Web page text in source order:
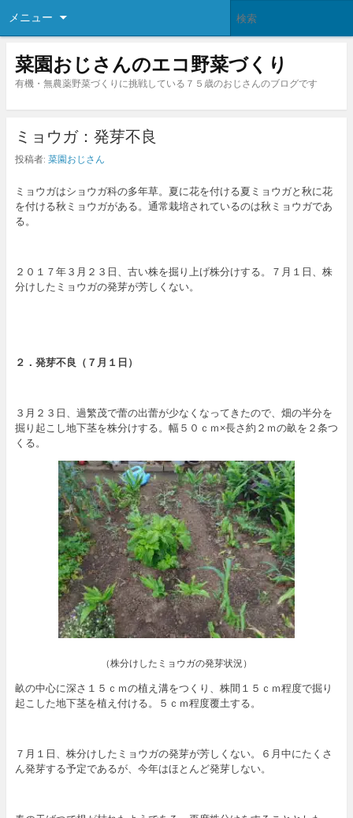
メニュー
菜園おじさんのエコ野菜づくり
有機・無農薬野菜づくりに挑戦している７５歳のおじさんのブログです
ミョウガ：発芽不良
投稿者: 菜園おじさん
ミョウガはショウガ科の多年草。夏に花を付ける夏ミョウガと秋に花
を付ける秋ミョウガがある。通常栽培されているのは秋ミョウガであ
る。
２０１７年３月２３日、古い株を掘り上げ株分けする。７月１日、株
分けしたミョウガの発芽が芳しくない。
２．発芽不良（７月１日）
３月２３日、過繁茂で蕾の出蕾が少なくなってきたので、畑の半分を
掘り起こし地下茎を株分けする。幅５０ｃｍ×長さ約２ｍの畝を２条つ
くる。
（株分けしたミョウガの発芽状況）
畝の中心に深さ１５ｃｍの植え溝をつくり、株間１５ｃｍ程度で掘り
起こした地下茎を植え付ける。５ｃｍ程度覆土する。
７月１日、株分けしたミョウガの発芽が芳しくない。６月中にたくさ
ん発芽する予定であるが、今年はほとんど発芽しない。